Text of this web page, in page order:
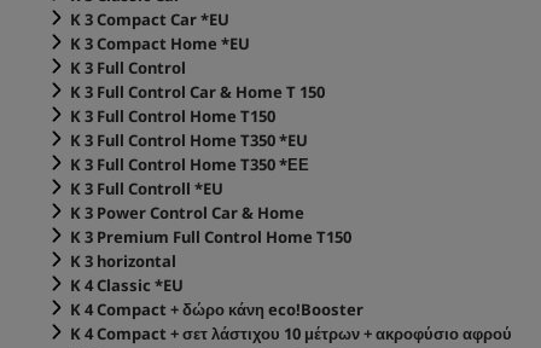
K 3 Compact Car *EU
K 3 Compact Home *EU
K 3 Full Control
K 3 Full Control Car & Home T 150
K 3 Full Control Home T150
K 3 Full Control Home T350 *EU
K 3 Full Control Home T350 *ΕΕ
K 3 Full Controll *EU
K 3 Power Control Car & Home
K 3 Premium Full Control Home T150
K 3 horizontal
K 4 Classic *EU
K 4 Compact + δώρο κάνη eco!Booster
K 4 Compact + σετ λάστιχου 10 μέτρων + ακροφύσιο αφρού